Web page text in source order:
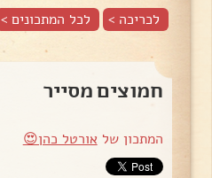
לכריכה > לכל המתכונים >
חמוצים מסייר
המתכון של אורטל כהן😍